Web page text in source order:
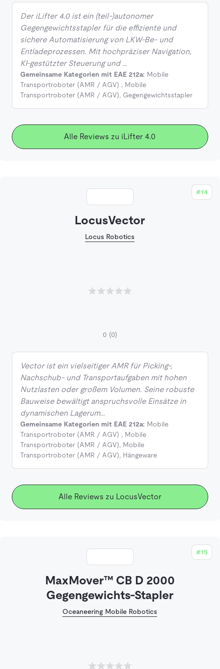
Der iLifter 4.0 ist ein (teil-)autonomer
Gegengewichtsstapler für die effiziente und
sichere Automatisierung von LKW-Be- und
Entladeprozessen. Mit hochpräziser Navigation,
KI-gestützter Steuerung und …
Gemeinsame Kategorien mit EAE 212a: Mobile
Transportroboter (AMR / AGV) , Mobile
Transportroboter (AMR / AGV), Gegengewichtsstapler
Alle Reviews zu iLifter 4.0
#14
LocusVector
Locus Robotics
0 (0)
Vector ist ein vielseitiger AMR für Picking-,
Nachschub- und Transportaufgaben mit hohen
Nutzlasten oder großem Volumen. Seine robuste
Bauweise bewältigt anspruchsvolle Einsätze in
dynamischen Lagerum…
Gemeinsame Kategorien mit EAE 212a: Mobile
Transportroboter (AMR / AGV) , Mobile
Transportroboter (AMR / AGV), Mobile
Transportroboter (AMR / AGV), Hängeware
Alle Reviews zu LocusVector
#15
MaxMover™ CB D 2000
Gegengewichts-Stapler
Oceaneering Mobile Robotics